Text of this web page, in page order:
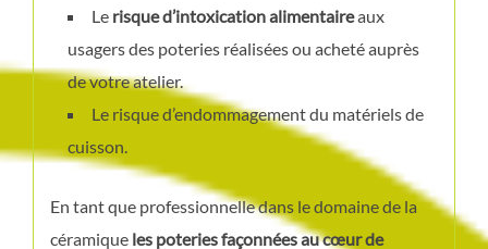
Le risque d’intoxication alimentaireaux
usagers des poteries réalisées ou acheté auprès
de votre atelier.
Le risque d’endommagement du matériels de
cuisson.
En tant que professionnelle dans le domaine de la
céramique les poteries façonnées au cœur de